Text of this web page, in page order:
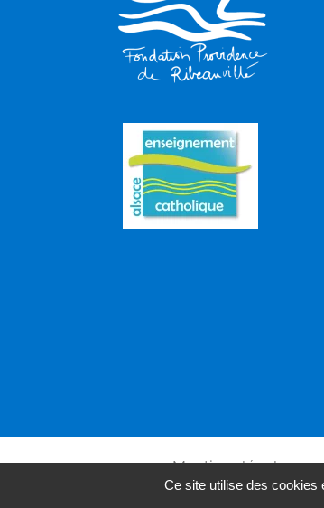
Mentions légales
Ce site utilise des cookies